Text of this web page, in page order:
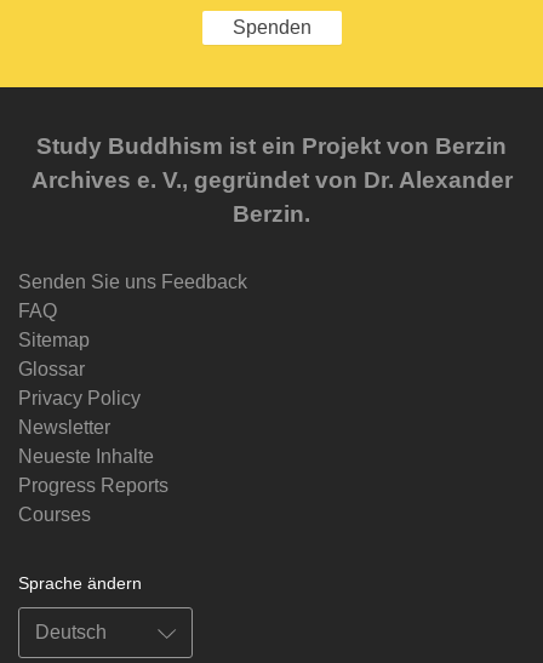
Spenden
Study Buddhism ist ein Projekt von Berzin
Archives e. V., gegründet von Dr. Alexander
Berzin.
Senden Sie uns Feedback
FAQ
Sitemap
Glossar
Privacy Policy
Newsletter
Neueste Inhalte
Progress Reports
Courses
Sprache ändern